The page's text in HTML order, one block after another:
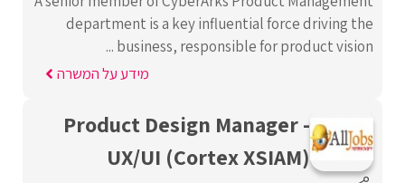
department is a key influential force driving the
business, responsible for product vision ...
מידע על המשרה
Product Design Manager -
UX/UI (Cortex XSIAM)